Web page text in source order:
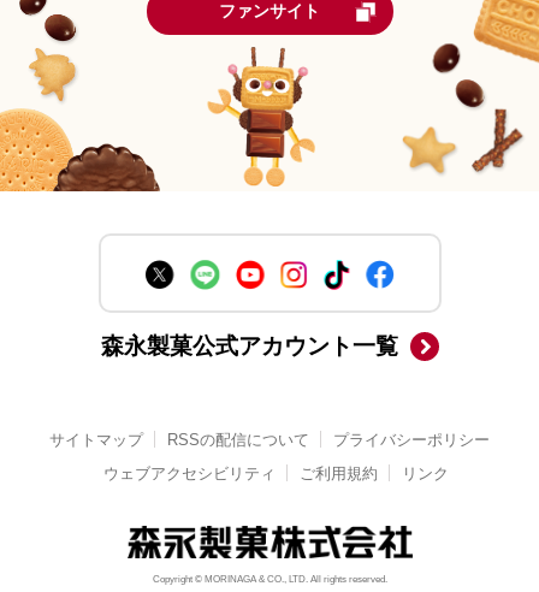
ファンサイト
森永製菓公式アカウント一覧
サイトマップ RSSの配信について
プライバシーポリシー
ウェブアクセシビリティ
ご利用規約 リンク
Copyright © MORINAGA & CO., LTD. All rights reserved.